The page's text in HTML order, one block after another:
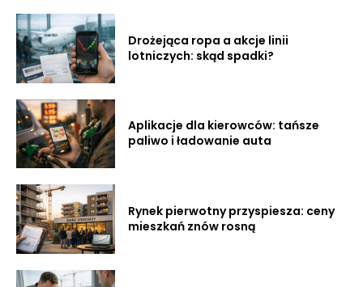
Drożejąca ropa a akcje linii
lotniczych: skąd spadki?
Aplikacje dla kierowców: tańsze
paliwo i ładowanie auta
Rynek pierwotny przyspiesza: ceny
mieszkań znów rosną